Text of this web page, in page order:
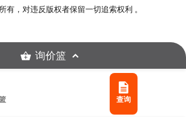
查询
有，对违反版权者保留一切追索权利 。
询价篮